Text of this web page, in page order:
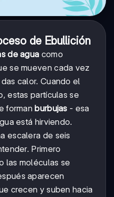
de Ebullición
de agua como
se mueven cada vez
calor. Cuando el
estas partículas se
formanburbujas - esa
está hirviendo.
escalera de seis
Primero
las moléculas se
aparecen
crecen y suben hacia